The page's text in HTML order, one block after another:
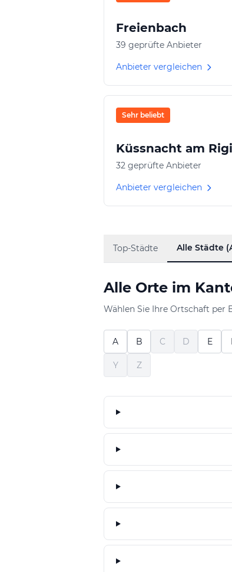
Freienbach
39 geprüfte Anbieter
Anbieter vergleichen
Sehr beliebt
Küssnacht am Rigi
32 geprüfte Anbieter
Anbieter vergleichen
Top-Städte Alle Städte
Alle Orte im
Wählen Sie Ihre Ortschaft per
A B C D E
Y Z